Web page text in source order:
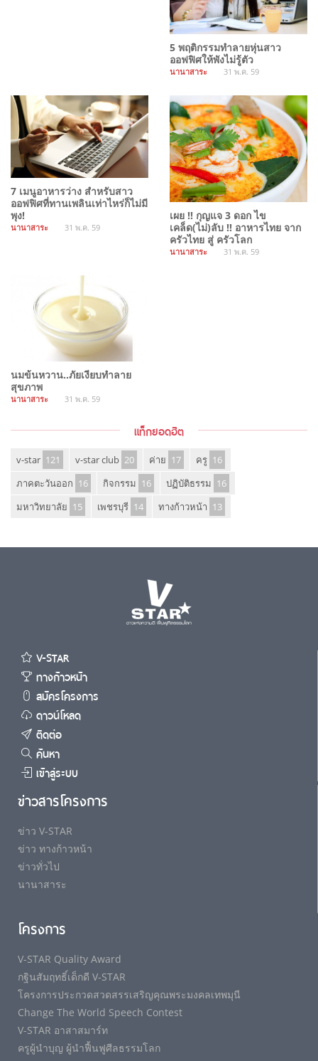
5 พฤติกรรมทำลายหุ่นสาว
ออฟฟิศให้พังไม่รู้ตัว
นานาสาระ 31 พ.ค. 59
7 เมนูอาหารว่าง สำหรับสาว
ออฟฟิศที่ทานเพลินเท่าไหร่ก็ไม่มี
พุง!
นานาสาระ 31 พ.ค. 59
เผย !! กุญแจ 3 ดอก ไข
เคล็ด(ไม่)ลับ !! อาหารไทย จาก
ครัวไทย สู่ ครัวโลก
นานาสาระ 31 พ.ค. 59
นมข้นหวาน..ภัยเงียบทำลาย
สุขภาพ
นานาสาระ 31 พ.ค. 59
แท็กยอดฮิต
v-star 121 v-star club 20 ค่าย 17 ครู 16
ภาคตะวันออก 16 กิจกรรม 16 ปฏิบัติธรรม 16
มหาวิทยาลัย 15 เพชรบุรี 14 ทางก้าวหน้า 13
V-STAR
ทางก้าวหน้า
สมัครโครงการ
ดาวน์โหลด
ติดต่อ
ค้นหา
เข้าสู่ระบบ
ข่าวสารโครงการ
ข่าว V-STAR
ข่าว ทางก้าวหน้า
ข่าวทั่วไป
นานาสาระ
โครงการ
V-STAR Quality Award
กฐินสัมฤทธิ์เด็กดี V-STAR
โครงการประกวดสวดสรรเสริญคุณพระมงคลเทพมุนี
Change The World Speech Contest
V-STAR อาสาสมาร์ท
ครูผู้นำบุญ ผู้นำฟื้นฟูศีลธรรมโลก